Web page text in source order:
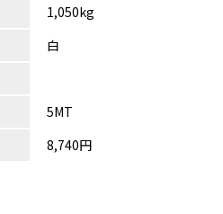
1,050kg
白
5MT
8,740円